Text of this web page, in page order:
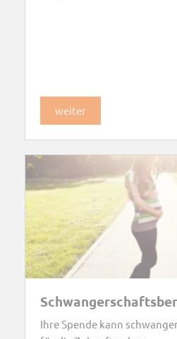
weiter
Ihre Spende kann